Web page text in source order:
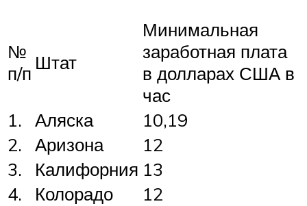
№
п/п Штат
Минимальная
заработная плата
в долларах США в
час
1.
Аляска
10,19
2.
Аризона
12
3.
Калифорния 13
4.
Колорадо
12